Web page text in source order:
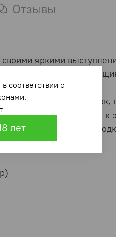
Отзывы
яркими
суда и отличные
то
не потеряли интереса
людях, самых разных
в соответствии с
лет